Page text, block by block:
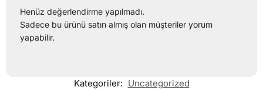
Henüz değerlendirme yapılmadı.
Sadece bu ürünü satın almış olan müşteriler yorum
yapabilir.
Kategoriler: Uncategorized